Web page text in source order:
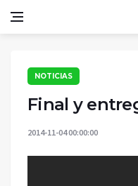
NOTICIAS
Final y
2014-11-04 00:00:00